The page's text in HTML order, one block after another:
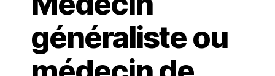
généraliste ou